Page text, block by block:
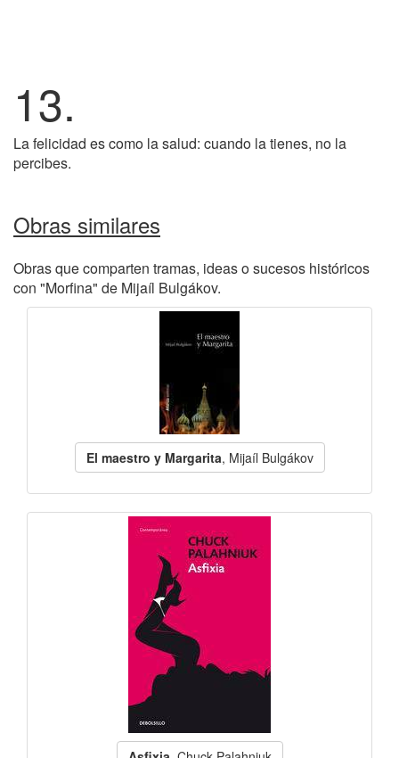
13.
La felicidad es como la salud: cuando la tienes, no la
percibes.
Obras similares
Obras que comparten tramas, ideas o sucesos históricos
con "Morfina" de Mijaíl Bulgákov.
El maestro y Margarita, Mijaíl Bulgákov